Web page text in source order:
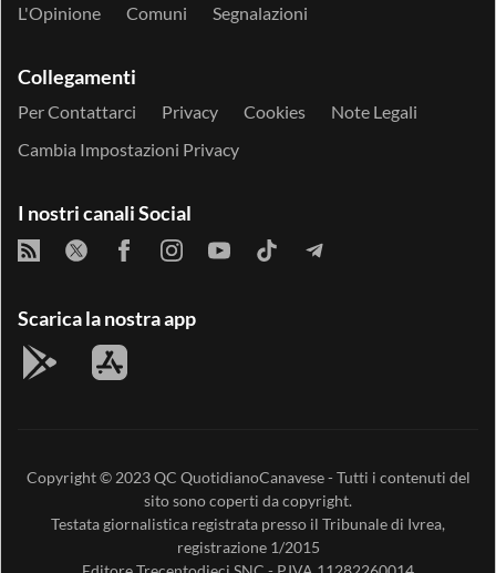
L'Opinione
Comuni Segnalazioni
Collegamenti
Per Contattarci Privacy Cookies
Note Legali
Cambia Impostazioni Privacy
I nostri canali Social
Scarica la nostra app
Copyright © 2023QC QuotidianoCanavese- Tutti i contenuti del
sito sono coperti da copyright.
Testata giornalistica registrata presso il Tribunale di Ivrea,
registrazione 1/2015